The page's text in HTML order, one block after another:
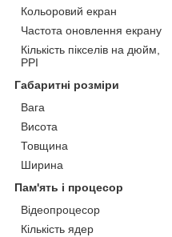
Кольоровий екран
Частота оновлення екрану
Кількість пікселів на дюйм,
PPI
Габаритні розміри
Вага
Висота
Товщина
Ширина
Пам'ять і процесор
Відеопроцесор
Кількість ядер